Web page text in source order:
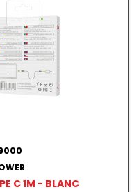
C 1M - BLANC